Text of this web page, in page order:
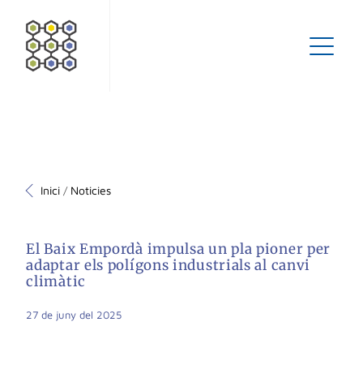
Inici / Noticies
El Baix Empordà impulsa un pla pioner per
adaptar els polígons industrials al canvi
climàtic
27 de juny del 2025